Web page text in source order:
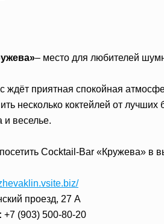
– место для любителей
ждёт приятная спокойная
несколько коктейлей от
веселье.
Cocktail-Bar «Кружева» в
проезд, 27 А
+7 (903) 500-80-20